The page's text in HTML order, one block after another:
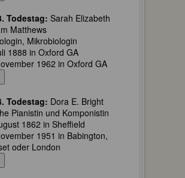
Todestag: Sarah Elizabeth
Matthews
Mikrobiologin
1888 in Oxford GA
1962 in Oxford GA
Todestag: Dora E. Bright
Pianistin und Komponistin
1862 in Sheffield
1951 in Babington,
oder London